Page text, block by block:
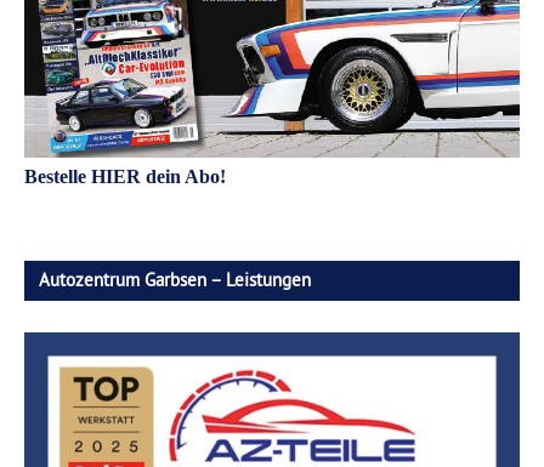
Bestelle HIER dein Abo!
Autozentrum Garbsen – Leistungen